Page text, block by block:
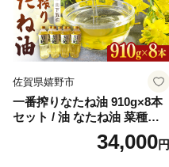
佐賀県嬉野市
一番搾りなたね油 910g×8本
セット / 油 なたね油 菜種油
ナタネ【山下製油】 [NBE00
34,000円